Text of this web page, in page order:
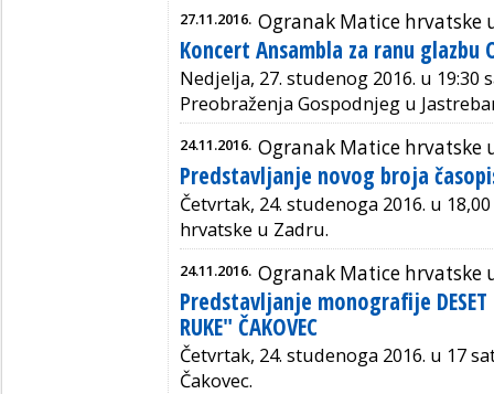
27.11.2016. Ogranak Matice hrvatske
Koncert Ansambla za ranu glazbu
Nedjelja, 27. studenog 2016. u 19:30
Preobraženja Gospodnjeg u
24.11.2016. Ogranak Matice hrvatske
Predstavljanje novog broja
Četvrtak, 24. studenoga 2016. u
hrvatske u Zadru.
24.11.2016. Ogranak Matice hrvatske
Predstavljanje monografije DESET
RUKE" ČAKOVEC
Četvrtak, 24. studenoga 2016. u 17
Čakovec.